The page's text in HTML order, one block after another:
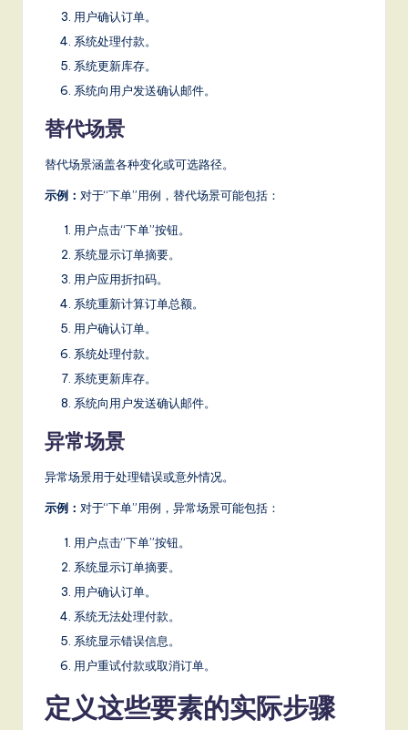
用户确认订单。
系统处理付款。
系统更新库存。
系统向用户发送确认邮件。
替代场景
替代场景涵盖各种变化或可选路径。
示例： 对于“下单”用例，替代场景可能包括：
用户点击“下单”按钮。
系统显示订单摘要。
用户应用折扣码。
系统重新计算订单总额。
用户确认订单。
系统处理付款。
系统更新库存。
系统向用户发送确认邮件。
异常场景
异常场景用于处理错误或意外情况。
示例： 对于“下单”用例，异常场景可能包括：
用户点击“下单”按钮。
系统显示订单摘要。
用户确认订单。
系统无法处理付款。
系统显示错误信息。
用户重试付款或取消订单。
定义这些要素的实际步骤